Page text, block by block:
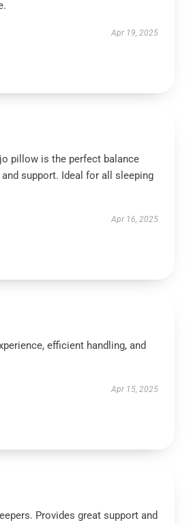
Apr 19, 2025
pillow is the perfect balance
support. Ideal for all sleeping
Apr 16, 2025
efficient handling, and
Apr 15, 2025
Provides great support and